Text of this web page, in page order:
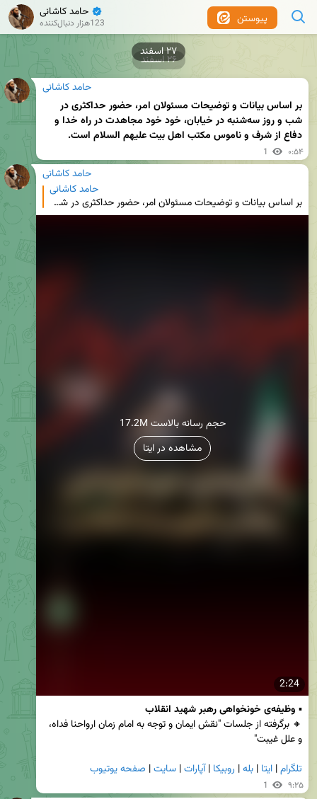
پیوستن حامد کاشانی
123هزار دنبال‌کننده
حامد کاشانی
بر اساس بیانات و توضیحات مسئولان امر، حضور حداکثری در
دفاع از شرف و ناموس مکتب اهل بیت علیهم السلام است.
1 ۰:۵۴
۲۶ اسفند
حامد کاشانی
حامد کاشانی
بر اساس بیانات و توضیحات مسئولان امر، حضور حداکثری در شب و روز سه‌شنبه در خیابان، خود خود مجاهدت در
2:24
17.2M حجم رسانه بالاست
مشاهده در ایتا
▪️ وظیفه‌ی خونخواهی رهبر شهید انقلاب
و علل غیبت"
تلگرام | ایتا | بله | روبیکا | آپارات | سایت | صفحه یوتیوب
1 ۹:۲۵